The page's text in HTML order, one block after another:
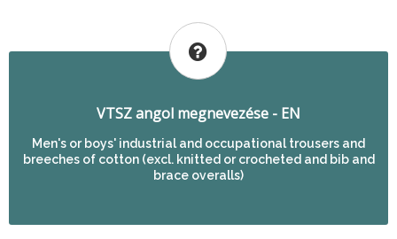
VTSZ angol megnevezése - EN
Men's or boys' industrial and occupational trousers and
breeches of cotton (excl. knitted or crocheted and bib and
brace overalls)